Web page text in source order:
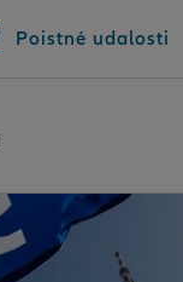
Poistné udalosti